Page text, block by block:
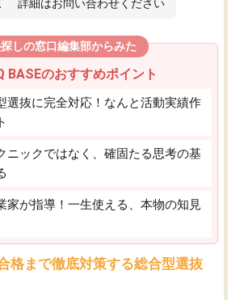
詳細はお問い合わせください
しの窓口編集部からみた
BASEのおすすめポイント
選抜に完全対応！なんと活動実績作
ニックではなく、確固たる思考の基
家が指導！一生使える、本物の知見
格まで徹底対策する総合型選抜